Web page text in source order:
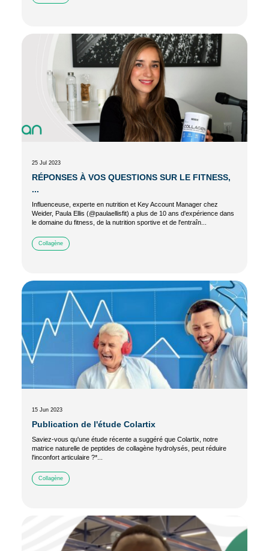
25 Jul 2023
RÉPONSES À VOS QUESTIONS SUR LE FITNESS,
...
Influenceuse, experte en nutrition et Key Account Manager chez
Weider, Paula Ellis (@paulaellisfit) a plus de 10 ans d'expérience dans
le domaine du fitness, de la nutrition sportive et de l'entraîn...
Collagène
15 Jun 2023
Publication de l'étude Colartix
Saviez-vous qu'une étude récente a suggéré que Colartix, notre
matrice naturelle de peptides de collagène hydrolysés, peut réduire
l'inconfort articulaire ?*...
Collagène